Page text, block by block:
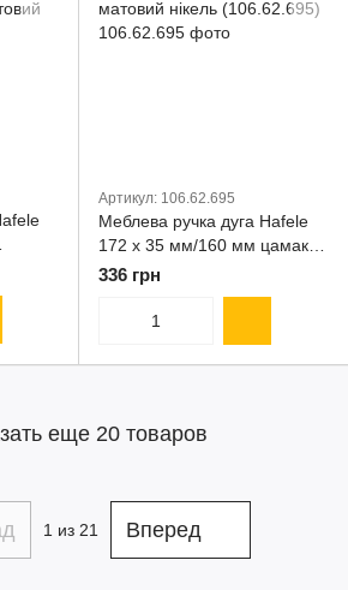
Артикул: 106.62.695
Меблева ручка дуга Hafele
172 х 35 мм/160 мм цамак
матовий нікель (106.62.695)
336 грн
еще 20 товаров
1 из 21 Вперед